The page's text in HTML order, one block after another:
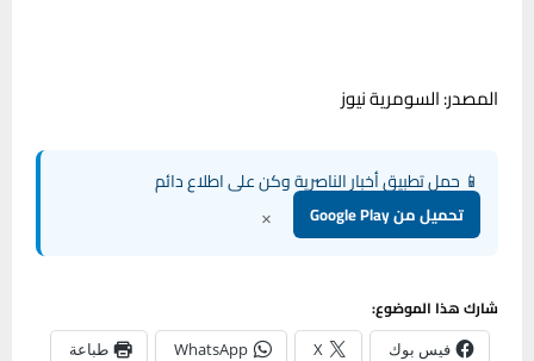
المصدر: السومرية نيوز
📱 حمل تطبيق أخبار الناصرية وكن على اطلاع دائم
تحميل من Google Play ×
شارك هذا الموضوع:
فيس بوك X
WhatsApp طباعة